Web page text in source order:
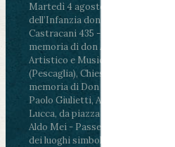
Martedì 4 agosto2026
ore 11:30
dell’Infanzia don Aldo Mei - Viale
Castracani 435 - Inaugurazione
memoria di don Aldo Mei curato
Artistico e Musicale “Passaglia”
(Pescaglia), Chiesa parrocchiale -
memoria di Don Aldo Mei
Paolo Giulietti, Arcivescovo di
Lucca, da piazza San Michele al
Aldo Mei - Passeggiata della
dei luoghi simbolo della città.